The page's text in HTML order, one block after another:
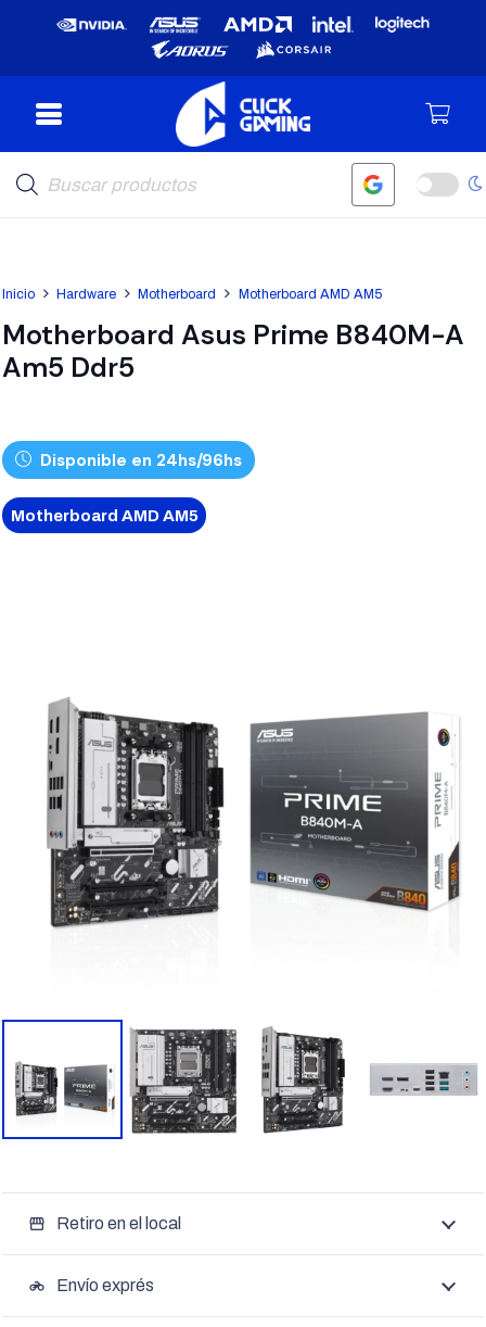
de
productos
Inicio Hardware Motherboard Motherboard AMD AM5
Motherboard Asus Prime B840M-A
Am5 Ddr5
Disponible en 24hs/96hs
Motherboard AMD AM5
storefront Retiro en el local
motorcycle Envío exprés